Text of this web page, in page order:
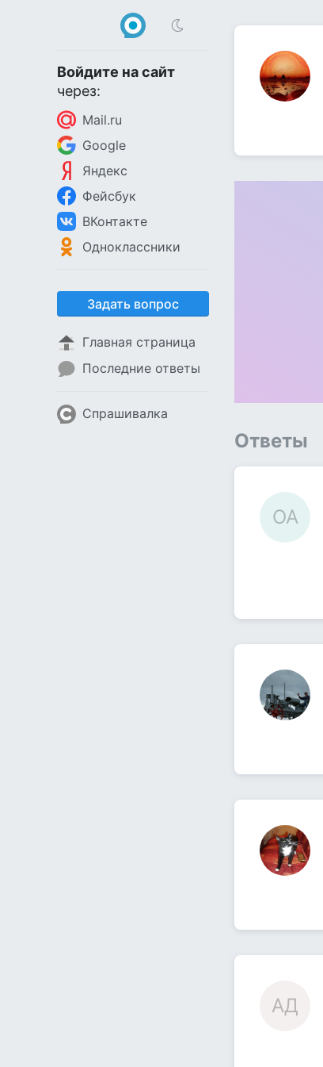
Войдите на сайт
через:
Mail.ru
Google
Яндекс
Фейсбук
ВКонтакте
Одноклассники
Задать вопрос
Главная страница
Последние ответы
Спрашивалка
Ответы
ОА
АД